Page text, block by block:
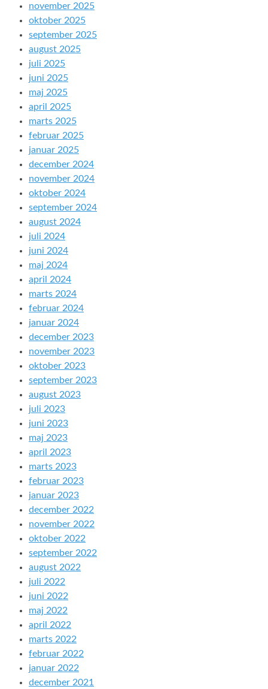
november 2025
oktober 2025
september 2025
august 2025
juli 2025
juni 2025
maj 2025
april 2025
marts 2025
februar 2025
januar 2025
december 2024
november 2024
oktober 2024
september 2024
august 2024
juli 2024
juni 2024
maj 2024
april 2024
marts 2024
februar 2024
januar 2024
december 2023
november 2023
oktober 2023
september 2023
august 2023
juli 2023
juni 2023
maj 2023
april 2023
marts 2023
februar 2023
januar 2023
december 2022
november 2022
oktober 2022
september 2022
august 2022
juli 2022
juni 2022
maj 2022
april 2022
marts 2022
februar 2022
januar 2022
december 2021